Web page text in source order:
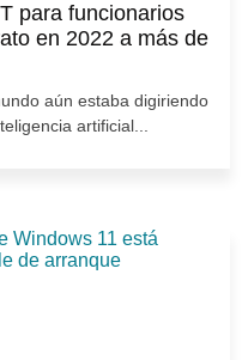
para funcionarios
en 2022 a más de
aún estaba digiriendo
artificial...